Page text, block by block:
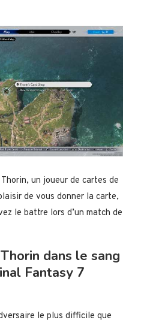
un joueur de cartes de
de vous donner la carte,
le battre lors d’un match de
dans le sang
Fantasy 7
le plus difficile que